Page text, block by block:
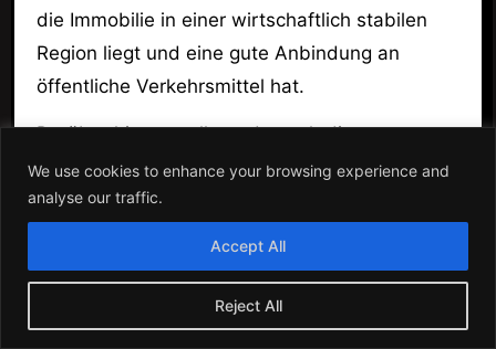
We use cookies to enhance your browsing experience and
analyse our traffic.
Reject All
Accept All
die Immobilie in einer wirtschaftlich stabilen
Region liegt und eine gute Anbindung an
öffentliche Verkehrsmittel hat.
Darüber hinaus solltest du auch die
Mietverträge sorgfältig prüfen. Langfristige
Mietverträge mit zuverlässigen Mietern sind oft
sichern.
Seniorenimmobilien: Ein